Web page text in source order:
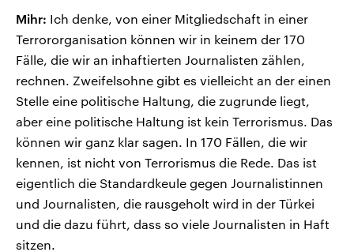
Mihr: Ich denke, von einer Mitgliedschaft in einer
Terrororganisation können wir in keinem der 170
Fälle, die wir an inhaftierten Journalisten zählen,
rechnen. Zweifelsohne gibt es vielleicht an der einen
Stelle eine politische Haltung, die zugrunde liegt,
aber eine politische Haltung ist kein Terrorismus. Das
können wir ganz klar sagen. In 170 Fällen, die wir
kennen, ist nicht von Terrorismus die Rede. Das ist
eigentlich die Standardkeule gegen Journalistinnen
und Journalisten, die rausgeholt wird in der Türkei
und die dazu führt, dass so viele Journalisten in Haft
sitzen.